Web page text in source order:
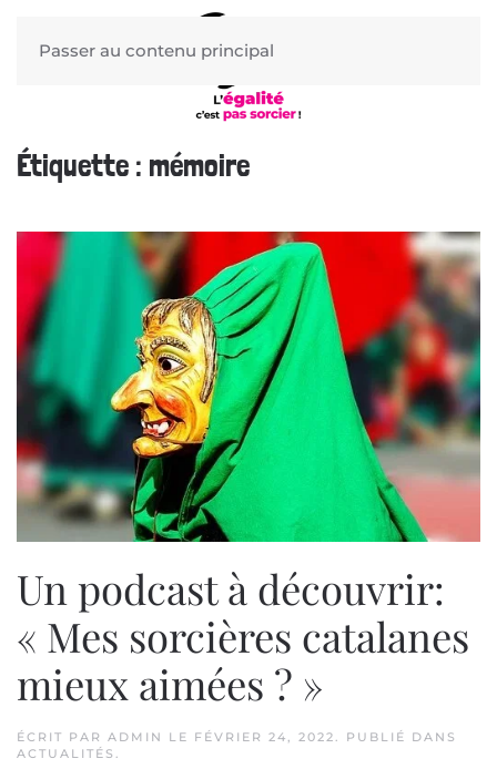
Passer au contenu principal
Étiquette : mémoire
Un podcast à découvrir:
« Mes sorcières catalanes
mieux aimées ? »
ÉCRIT PAR ADMIN LE FÉVRIER 24, 2022. PUBLIÉ DANS
ACTUALITÉS .